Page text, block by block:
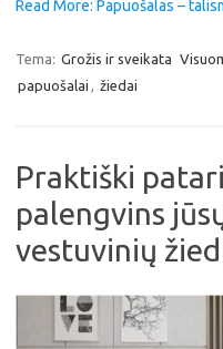
Read More: Papuošalas –
Tema: Grožis ir sveikata
papuošalai , žiedai
Praktiški
palengvins
vestuvinių